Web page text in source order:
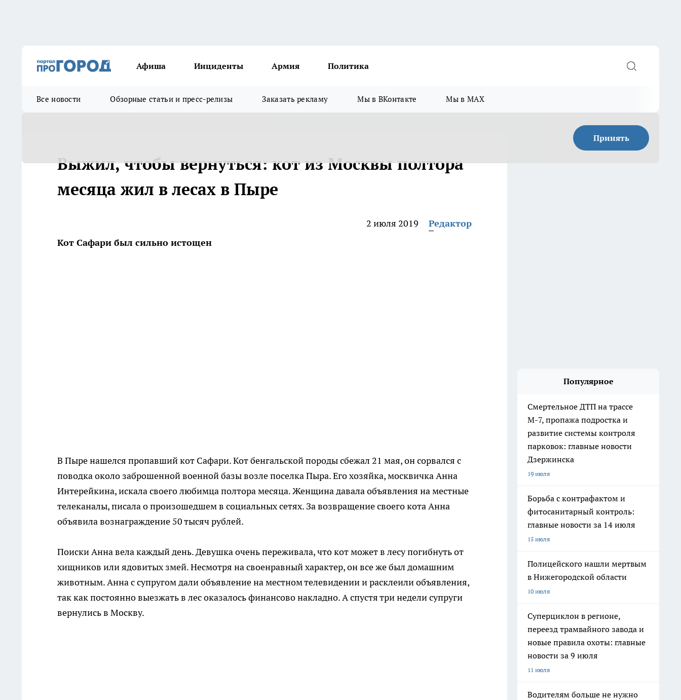
Афиша Инциденты Армия Политика
Все новости Обзорные статьи и пресс-релизы Заказать рекламу Мы в ВКонтакте Мы в MAX
Принять
Выжил, чтобы вернуться: кот из Москвы полтора
месяца жил в лесах в Пыре
2 июля 2019
Редактор
Кот Сафари был сильно истощен
В Пыре нашелся пропавший кот Сафари. Кот бенгальской породы сбежал 21 мая, он сорвался с
поводка около заброшенной военной базы возле поселка Пыра. Его хозяйка, москвичка Анна
Интерейкина, искала своего любимца полтора месяца. Женщина давала объявления на местные
телеканалы, писала о произошедшем в социальных сетях. За возвращение своего кота Анна
объявила вознаграждение 50 тысяч рублей.
Поиски Анна вела каждый день. Девушка очень переживала, что кот может в лесу погибнуть от
хищников или ядовитых змей. Несмотря на своенравный характер, он все же был домашним
животным. Анна с супругом дали объявление на местном телевидении и расклеили объявления,
так как постоянно выезжать в лес оказалось финансово накладно. А спустя три недели супруги
вернулись в Москву.
Популярное
Смертельное ДТП на трассе
М-7, пропажа подростка и
развитие системы контроля
парковок: главные новости
Дзержинска
19 июля
Борьба с контрафактом и
фитосанитарный контроль:
главные новости за 14 июля
15 июля
Полицейского нашли мертвым
в Нижегородской области
10 июля
Суперциклон в регионе,
переезд трамвайного завода и
новые правила охоты: главные
новости за 9 июля
11 июля
Водителям больше не нужно